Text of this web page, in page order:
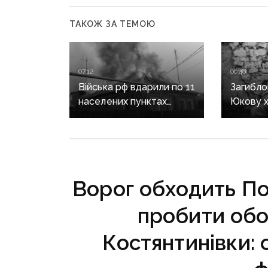
ТАКОЖ ЗА ТЕМОЮ
07:12
Війська рф вдарили по 11
населених пунктах
Донеччини: одна людина
06:48
Юкову
Ворог обходить
пробити
Костянтинівки: